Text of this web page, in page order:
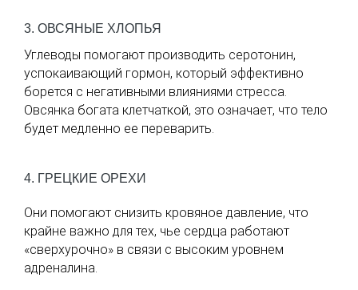
3. ОВСЯНЫЕ ХЛОПЬЯ
Углеводы помогают производить серотонин,
успокаивающий гормон, который эффективно
борется с негативными влияниями стресса.
Овсянка богата клетчаткой, это означает, что тело
будет медленно ее переварить.
4. ГРЕЦКИЕ ОРЕХИ
Они помогают снизить кровяное давление, что
крайне важно для тех, чье сердца работают
«сверхурочно» в связи с высоким уровнем
адреналина.